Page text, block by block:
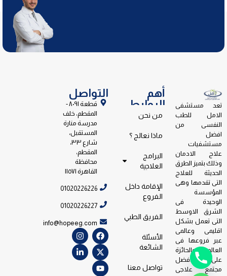
تعد مستشفى
الامل للطب
النفسى من
افضل
مستشفيات
علاج الادمان
وذلك بتميز الطرق
الحديثة للعلاج
التى تقدمها وهى
المؤسسة
الوحيدة فى
الشرق الاوسط
التى تعمل بشكل
اقليمى وعالمى
عبر فروعها فى
العالم والحائزة
على جائزة افضل
مجتمع علاجى
أهم
الروابط
من نحن
ماذا نعالج ؟
البرامج
العلاجية
الإقامة داخل
الفروع
الفريق الطبي
الأسئلة
الشائعة
تواصل معنا
التواصل
قطعة ٨٠٩١ -
المقطم، خلف
مدرسة منارة
المستقبل،
شارع ٣٣،
المقطم،
محافظة
القاهرة ١١٥٧١
01020226226
01020226227
info@hopeeg.com